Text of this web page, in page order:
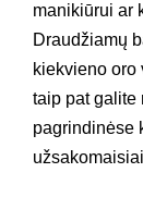
manikiūrui ar
Draudžiamų
kiekvieno oro
taip pat galite
pagrindinėse